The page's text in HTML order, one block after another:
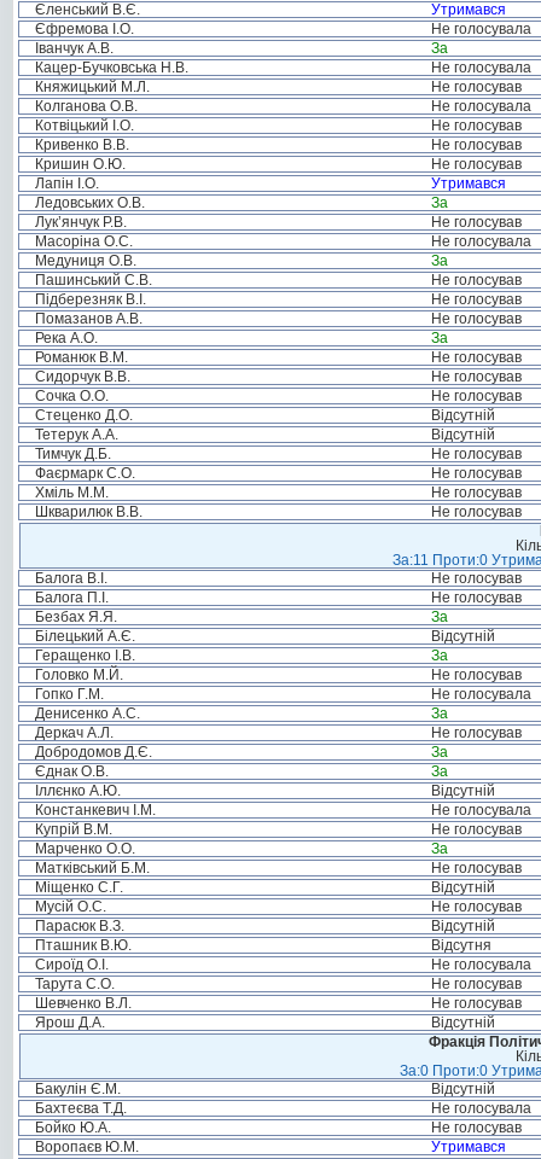
Єленський В.Є.
Утримався
Єфремова І.О.
Не голосувала
Іванчук А.В.
За
Кацер-Бучковська Н.В.
Не голосувала
Княжицький М.Л.
Не голосував
Колганова О.В.
Не голосувала
Котвіцький І.О.
Не голосував
Кривенко В.В.
Не голосував
Кришин О.Ю.
Не голосував
Лапін І.О.
Утримався
Ледовських О.В.
За
Лук’янчук Р.В.
Не голосував
Масоріна О.С.
Не голосувала
Медуниця О.В.
За
Пашинський С.В.
Не голосував
Підберезняк В.І.
Не голосував
Помазанов А.В.
Не голосував
Река А.О.
За
Романюк В.М.
Не голосував
Сидорчук В.В.
Не голосував
Сочка О.О.
Не голосував
Стеценко Д.О.
Відсутній
Тетерук А.А.
Відсутній
Тимчук Д.Б.
Не голосував
Фаєрмарк С.О.
Не голосував
Хміль М.М.
Не голосував
Шкварилюк В.В.
Не голосував
За:11 Проти:0
Балога В.І.
Не голосував
Балога П.І.
Не голосував
Безбах Я.Я.
За
Білецький А.Є.
Відсутній
Геращенко І.В.
За
Головко М.Й.
Не голосував
Гопко Г.М.
Не голосувала
Денисенко А.С.
За
Деркач А.Л.
Не голосував
Добродомов Д.Є.
За
Єднак О.В.
За
Іллєнко А.Ю.
Відсутній
Констанкевич І.М.
Не голосувала
Купрій В.М.
Не голосував
Марченко О.О.
За
Матківський Б.М.
Не голосував
Міщенко С.Г.
Відсутній
Мусій О.С.
Не голосував
Парасюк В.З.
Відсутній
Пташник В.Ю.
Відсутня
Сироїд О.І.
Не голосувала
Тарута С.О.
Не голосував
Шевченко В.Л.
Не голосував
Ярош Д.А.
Відсутній
Фракція
За:0 Проти:0
Бакулін Є.М.
Відсутній
Бахтеєва Т.Д.
Не голосувала
Бойко Ю.А.
Не голосував
Воропаєв Ю.М.
Утримався